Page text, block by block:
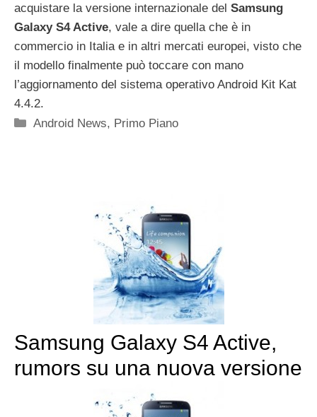
acquistare la versione internazionale del Samsung
Galaxy S4 Active, vale a dire quella che è in
commercio in Italia e in altri mercati europei, visto che
il modello finalmente può toccare con mano
l’aggiornamento del sistema operativo Android Kit Kat
4.4.2.
Categorie
Android News, Primo Piano
Samsung Galaxy S4 Active,
rumors su una nuova versione